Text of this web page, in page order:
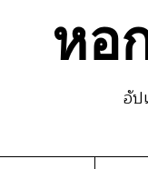
หอ
อัป